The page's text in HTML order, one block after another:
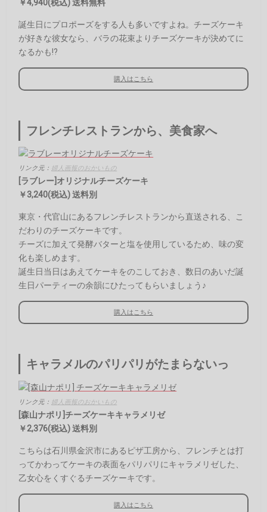
￥4,940(税込) 送料無料
誕生日にプロポーズをする人も多いですよね。チーズケーキ
が好きな彼女なら、バラの花束よりチーズケーキが決めてに
なるかも!?
購入はこちら
フレンチレストランから、美食家へ
リンク元： 婦人画報のおかいもの
[ラブレー]オリジナルチーズケーキ
￥3,240(税込) 送料別
東京・代官山にあるフレンチレストランから直送される、こ
だわりのチーズケーキです。
チーズに加えて発酵バターと塩を使用しているため、味の変
化も楽しめます。
誕生日当日はあえてケーキをのこしておき、数日のあいだ誕
生日パーティーの余韻にひたってもらいましょう♪
購入はこちら
キャラメルのパリパリがたまらないっ
リンク元： 婦人画報のおかいもの
[森山ナポリ]チーズケーキキャラメリゼ
￥2,376(税込) 送料別
こちらは石川県金沢市にあるピザ工房から、フレンチとは打
ってかわってケーキの表面をパリパリにキャラメリゼした、
乙女心をくすぐるチーズケーキです。
購入はこちら